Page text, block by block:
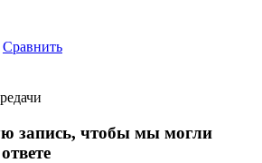
Сравнить
запись, чтобы мы могли